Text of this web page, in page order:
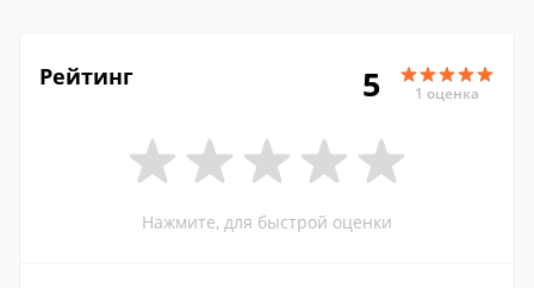
Рейтинг 5 1 оценка
Нажмите, для быстрой оценки